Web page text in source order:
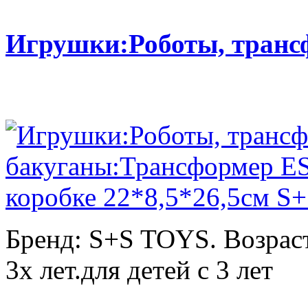
Игрушки:Роботы,
Бренд: S+S TOYS.
3х лет.для детей с 3 лет